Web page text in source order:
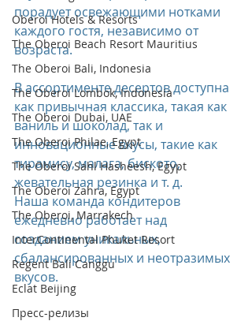
Oberoi Hotels & Resorts
The Oberoi Beach Resort Mauritius
The Oberoi Bali, Indonesia
The Oberoi Lombok, Indonesia
The Oberoi Dubai, UAE
The Oberoi Philae, Egypt
The Oberoi Sahl Hasheesh, Egypt
The Oberoi Zahra, Egypt
The Oberoi, Marrakech
InterContinental Phuket Resort
Regent Bali Canggu
Eclat Beijing
Пресс-релизы
порадует освежающими нотками
каждого гостя, независимо от
возраста.
В ассортименте десертов доступна
как привычная классика, такая как
ваниль и шоколад, так и
инновационные вкусы, такие как
тирамису, малага, биското,
жевательная резинка и т. д.
Наша команда кондитеров
ежедневно работает над
созданием уникальных,
сбалансированных и неотразимых
вкусов.